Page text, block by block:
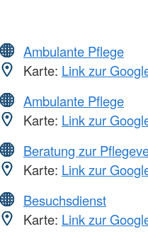
Ambulante Pflege
Karte: Link zur
Ambulante Pflege
Karte: Link zur
Beratung zur
Karte: Link zur
Besuchsdienst
Karte: Link zur